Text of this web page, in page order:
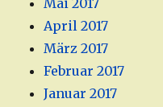
Mai 2017
April 2017
März 2017
Februar 2017
Januar 2017